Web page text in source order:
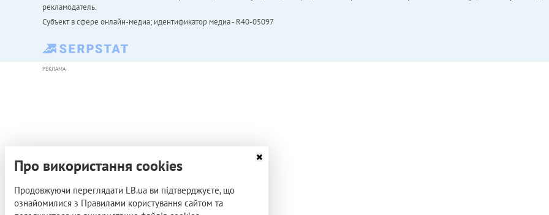
рекламодатель.
Субъект в сфере онлайн-медиа; идентификатор медиа - R40-05097
РЕКЛАМА
Про використання cookies
Продовжуючи переглядати LB.ua ви підтверджуєте, що
ознайомилися з Правилами користування сайтом та